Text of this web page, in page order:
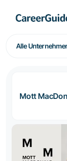
Alle
Mott